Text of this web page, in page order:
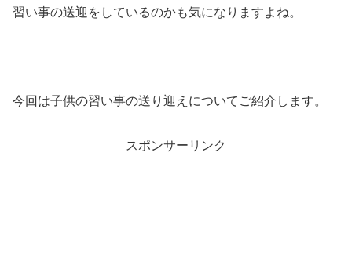
習い事の送迎をしているのかも気になりますよね。
今回は子供の習い事の送り迎えについてご紹介します。
スポンサーリンク